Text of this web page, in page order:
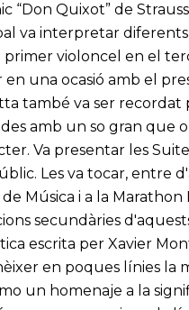
“Don Quixot” de
va interpretar
violoncel en el
una ocasió amb el
també va ser
amb un so gran que
Va presentar les
Les va tocar, entre
Música i a la Marathon
secundàries
escrita per Xavier
en poques línies la
un homenaje a la